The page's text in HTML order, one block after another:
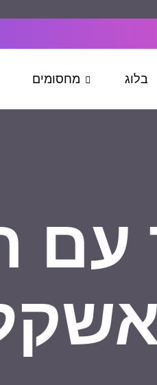
בלוג מחסומים
עם